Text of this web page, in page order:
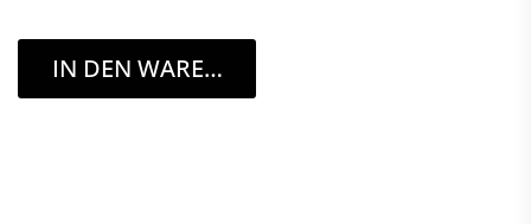
IN DEN WARENKORB